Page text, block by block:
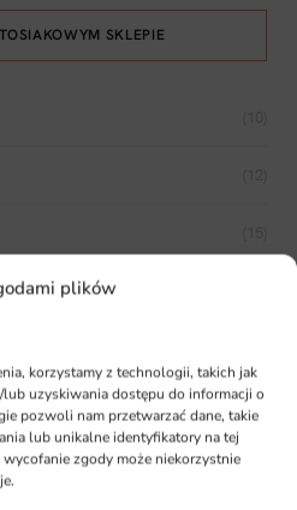
plików
korzystamy z technologii, takich jak
uzyskiwania dostępu do informacji o
pozwoli nam przetwarzać dane, takie
lub unikalne identyfikatory na tej
zgody może niekorzystnie
SKLEPIE
(13)